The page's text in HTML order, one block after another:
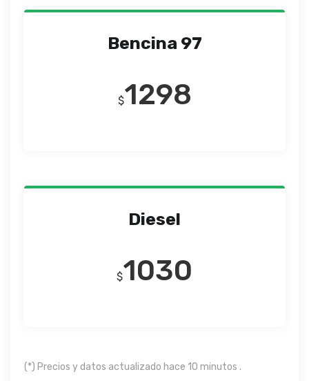
Bencina 97
$1298
Diesel
$1030
(*) Precios y datos actualizado hace 10 minutos .